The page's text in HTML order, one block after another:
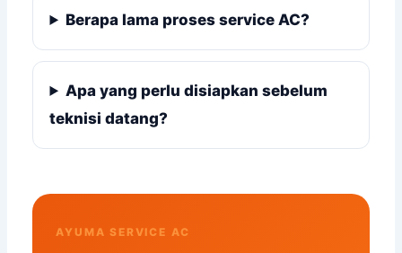
Berapa lama proses service AC?
Apa yang perlu disiapkan sebelum
teknisi datang?
AYUMA SERVICE AC